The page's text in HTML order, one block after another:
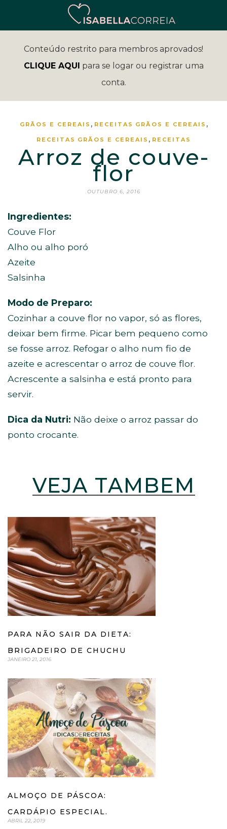
Conteúdo restrito para membros aprovados!
CLIQUE AQUI para se logar ou registrar uma
conta.
GRÃOS E CEREAIS , RECEITAS GRÃOS E CEREAIS ,
RECEITAS GRÃOS E CEREAIS , RECEITAS
Arroz de couve-
flor
OUTUBRO 6, 2016
Ingredientes:
Couve Flor
Alho ou alho poró
Azeite
Salsinha
Modo de Preparo:
Cozinhar a couve flor no vapor, só as flores,
deixar bem firme. Picar bem pequeno como
se fosse arroz. Refogar o alho num fio de
azeite e acrescentar o arroz de couve flor.
Acrescente a salsinha e está pronto para
servir.
Dica da Nutri: Não deixe o arroz passar do
ponto crocante.
VEJA TAMBÉM
PARA NÃO SAIR DA DIETA:
BRIGADEIRO DE CHUCHU
JANEIRO 21, 2016
ALMOÇO DE PÁSCOA:
CARDÁPIO ESPECIAL.
ABRIL 22, 2019